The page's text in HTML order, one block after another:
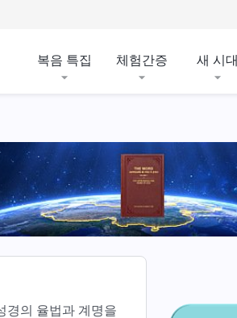
복음 특집 체험간증 새 시대
경의 율법과 계명을